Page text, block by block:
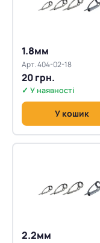
1.8мм
Арт. 404-02-18
20 грн.
✓ У наявності
У кошик
2.2мм